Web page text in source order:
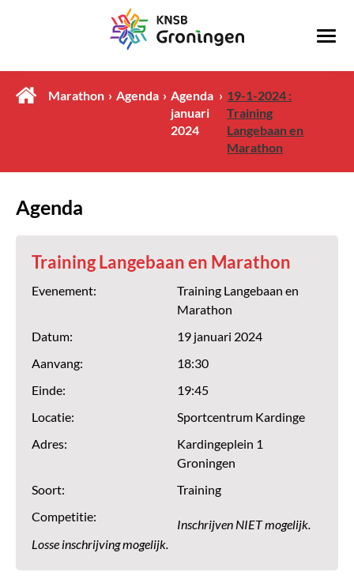
Marathon Agenda
Agenda
januari
2024
19-1-2024 :
Training
Langebaan en
Marathon
Agenda
Training Langebaan en Marathon
Evenement:
Training Langebaan en
Marathon
Datum:
19 januari 2024
Aanvang:
18:30
Einde:
19:45
Locatie:
Sportcentrum Kardinge
Adres:
Kardingeplein 1
Groningen
Soort:
Training
Competitie:
Inschrijven NIET mogelijk.
Losse inschrijving mogelijk.